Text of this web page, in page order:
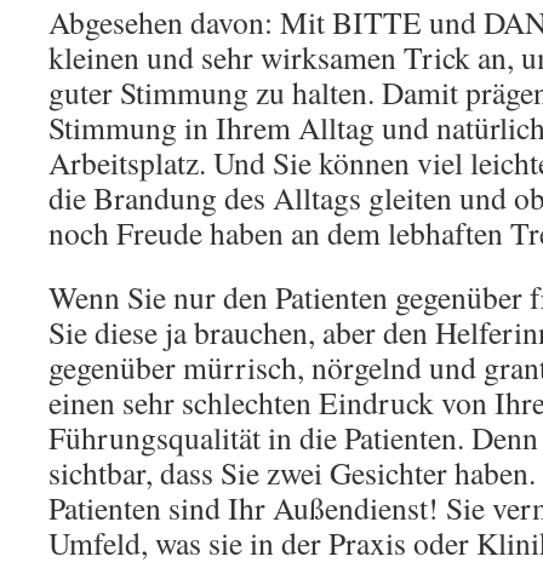
Abgesehen davon: Mit BITTE und
kleinen und sehr wirksamen Trick an,
guter Stimmung zu halten. Damit
Stimmung in Ihrem Alltag und
Arbeitsplatz. Und Sie können viel
die Brandung des Alltags gleiten und
noch Freude haben an dem lebhaften
Wenn Sie nur den Patienten
Sie diese ja brauchen, aber den
gegenüber mürrisch, nörgelnd und
einen sehr schlechten Eindruck von
Führungsqualität in die Patienten.
sichtbar, dass Sie zwei Gesichter
Patienten sind Ihr Außendienst! Sie
Umfeld, was sie in der Praxis oder